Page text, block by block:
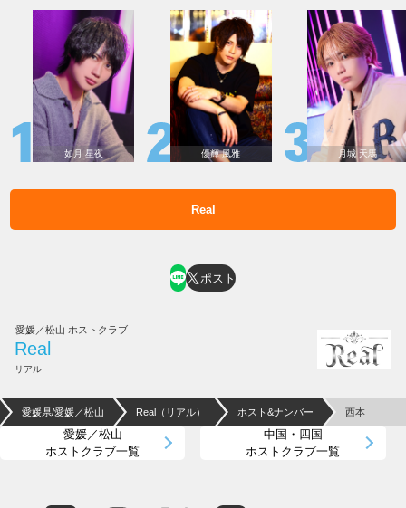
如月 星夜 優輝 風雅 月城 天馬
Real
ポスト
愛媛／松山 ホストクラブ
Real
リアル
愛媛県/愛媛／松山 Real（リアル） ホスト&ナンバー 西本
愛媛／松山
ホストクラブ一覧
中国・四国
ホストクラブ一覧